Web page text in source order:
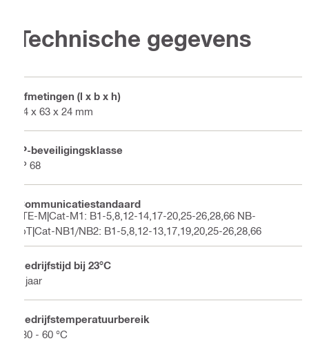
Technische gegevens
Afmetingen (l x b x h)
84 x 63 x 24 mm
IP-beveiligingsklasse
IP 68
Communicatiestandaard
LTE-M|Cat-M1: B1-5,8,12-14,17-20,25-26,28,66 NB-
IoT|Cat-NB1/NB2: B1-5,8,12-13,17,19,20,25-26,28,66
Bedrijfstijd bij 23°C
5 jaar
Bedrijfstemperatuurbereik
-30 - 60 °C